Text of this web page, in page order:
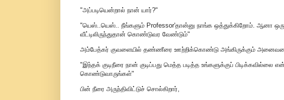
"அப்படியென்றால் நான் யார்?"
"யெஸ்..யெஸ்.. நீங்களும் Professor'தான்னு நாங்க ஒத்துக்கிறோம். ஆனா
வீட்டிலிருந்துதான் கொண்டுவர வேண்டும்"
அம்பேத்கர் குவளையில் தண்ணீரை ஊற்றிக்கொண்டு அங்கிருக்கும்
"இந்தக் குடிநீரை நான் குடிப்பது மெத்த படித்த உங்களுக்குப் பிடிக்கவில்லை
கொண்டுவாருங்கள்"
பின் நீரை அருந்திவிட்டுச் சொல்கிறார்,